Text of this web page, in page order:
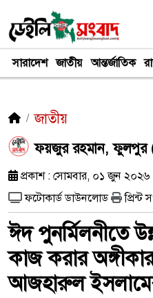
সারাদেশ জাতীয় আন্তর্জাতিক
জাতীয়
ফয়জুর রহমান, ফুলপুর
প্রকাশ : সোমবার, ০১ জুন ২০২৬
ফটোকার্ড ডাউনলোড
প্রিন্ট
ঈদ পুনর্মিলনীতে
কাজ করার
আজহারুল